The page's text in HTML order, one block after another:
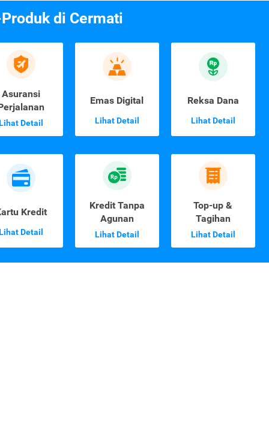
di Cermati
Asuransi
Detail
Emas Digital
Lihat Detail
Reksa Dana
Lihat Detail
Kredit
Detail
Kredit Tanpa
Agunan
Lihat Detail
Top-up &
Tagihan
Lihat Detail